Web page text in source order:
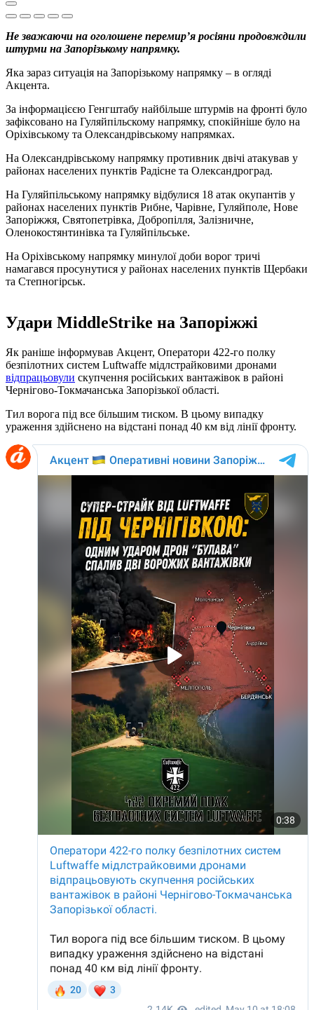
Не зважаючи на оголошене перемир’я росіяни продовждили
штурми на Запорізькому напрямку.
Яка зараз ситуація на Запорізькому напрямку – в огляді
Акцента.
За інформацієєю Генгштабу найбільше штурмів на фронті було
зафіксовано на Гуляйпільскому напрямку, спокійніше було на
Оріхівському та Олександрівському напрямках.
На Олександрівському напрямку противник двічі атакував у
районах населених пунктів Радісне та Олександроград.
На Гуляйпільському напрямку відбулися 18 атак окупантів у
районах населених пунктів Рибне, Чарівне, Гуляйполе, Нове
Запоріжжя, Святопетрівка, Добропілля, Залізничне,
Оленокостянтинівка та Гуляйпільське.
На Оріхівському напрямку минулої доби ворог тричі
намагався просунутися у районах населених пунктів Щербаки
та Степногірськ.
Удари MiddleStrike на Запоріжжі
Як раніше інформував Акцент, Оператори 422-го полку
безпілотних систем Luftwaffe мідлстрайковими дронами
відпрацьовули скупчення російських вантажівок в районі
Чернігово-Токмачанська Запорізької області.
Тил ворога під все більшим тиском. В цьому випадку
ураження здійснено на відстані понад 40 км від лінії фронту.